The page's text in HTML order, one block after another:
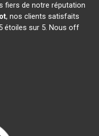
fiers de notre réputation
, nos clients satisfaits
étoiles sur 5. Nous off